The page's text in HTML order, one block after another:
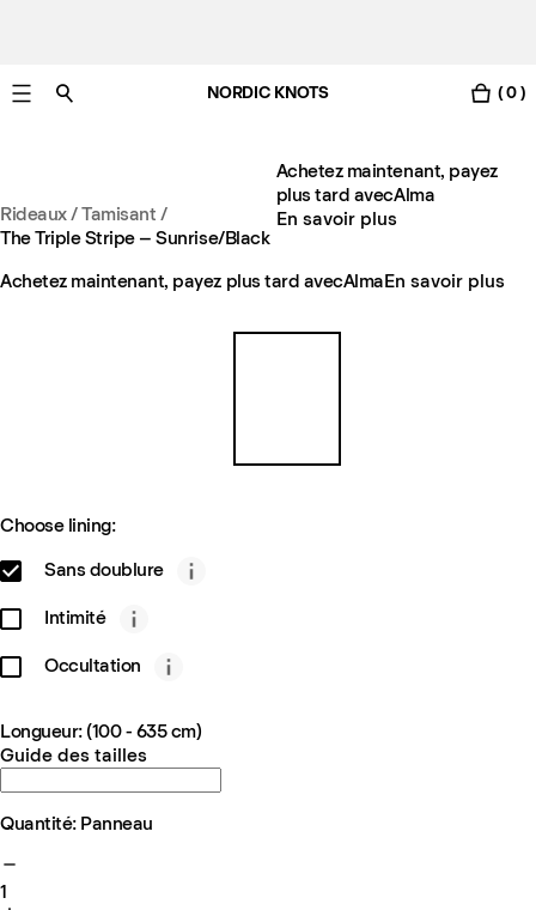
NORDIC KNOTS ( 0 )
Rideaux/Tamisant /
The Triple Stripe – Sunrise/Black
Achetez maintenant, payez
plus tard avecAlma
En savoir plus
Achetez maintenant, payez plus tard avecAlmaEn savoir plus
Choose lining:
Sans doublure
Intimité
Occultation
Longueur: (100 - 635 cm)
Guide des tailles
Quantité: Panneau
1